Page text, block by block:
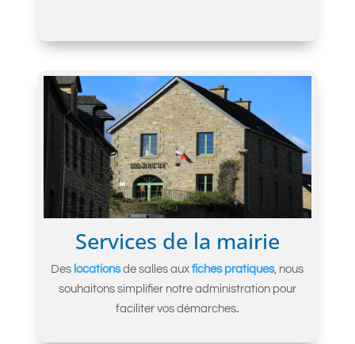
Services de la mairie
Des locations de salles auxfiches pratiques, nous
souhaitons simplifier notre administration pour
faciliter vos démarches.